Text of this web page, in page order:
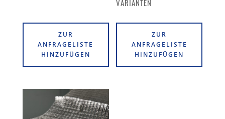
ZUR
ANFRAGELISTE
HINZUFÜGEN
ZUR
ANFRAGELISTE
HINZUFÜGEN